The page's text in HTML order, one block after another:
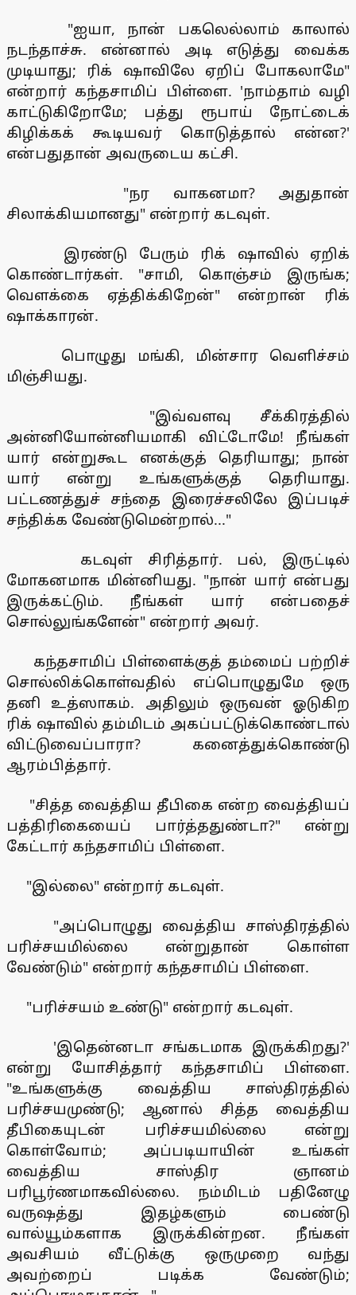
"ஐயா, நான் பகலெல்லாம் காலால்
நடந்தாச்சு. என்னால் அடி எடுத்து வைக்க
முடியாது; ரிக் ஷாவிலே ஏறிப் போகலாமே"
என்றார் கந்தசாமிப் பிள்ளை. 'நாம்தாம் வழி
காட்டுகிறோமே; பத்து ரூபாய் நோட்டைக்
கிழிக்கக் கூடியவர் கொடுத்தால் என்ன?'
என்பதுதான் அவருடைய கட்சி.
"நர வாகனமா? அதுதான்
சிலாக்கியமானது" என்றார் கடவுள்.
இரண்டு பேரும் ரிக் ஷாவில் ஏறிக்
கொண்டார்கள். "சாமி, கொஞ்சம் இருங்க;
வெளக்கை ஏத்திக்கிறேன்" என்றான் ரிக்
ஷாக்காரன்.
பொழுது மங்கி, மின்சார வெளிச்சம்
மிஞ்சியது.
"இவ்வளவு சீக்கிரத்தில்
அன்னியோன்னியமாகி விட்டோமே! நீங்கள்
யார் என்றுகூட எனக்குத் தெரியாது; நான்
யார் என்று உங்களுக்குத் தெரியாது.
பட்டணத்துச் சந்தை இரைச்சலிலே இப்படிச்
சந்திக்க வேண்டுமென்றால்..."
கடவுள் சிரித்தார். பல், இருட்டில்
மோகனமாக மின்னியது. "நான் யார் என்பது
இருக்கட்டும். நீங்கள் யார் என்பதைச்
சொல்லுங்களேன்" என்றார் அவர்.
கந்தசாமிப் பிள்ளைக்குத் தம்மைப் பற்றிச்
சொல்லிக்கொள்வதில் எப்பொழுதுமே ஒரு
தனி உத்ஸாகம். அதிலும் ஒருவன் ஓடுகிற
ரிக் ஷாவில் தம்மிடம் அகப்பட்டுக்கொண்டால்
விட்டுவைப்பாரா? கனைத்துக்கொண்டு
ஆரம்பித்தார்.
"சித்த வைத்திய தீபிகை என்ற வைத்தியப்
பத்திரிகையைப் பார்த்ததுண்டா?" என்று
கேட்டார் கந்தசாமிப் பிள்ளை.
"இல்லை" என்றார் கடவுள்.
"அப்பொழுது வைத்திய சாஸ்திரத்தில்
பரிச்சயமில்லை என்றுதான் கொள்ள
வேண்டும்" என்றார் கந்தசாமிப் பிள்ளை.
"பரிச்சயம் உண்டு" என்றார் கடவுள்.
'இதென்னடா சங்கடமாக இருக்கிறது?'
என்று யோசித்தார் கந்தசாமிப் பிள்ளை.
"உங்களுக்கு வைத்திய சாஸ்திரத்தில்
பரிச்சயமுண்டு; ஆனால் சித்த வைத்திய
தீபிகையுடன் பரிச்சயமில்லை என்று
கொள்வோம்; அப்படியாயின் உங்கள்
வைத்திய சாஸ்திர ஞானம்
பரிபூர்ணமாகவில்லை. நம்மிடம் பதினேழு
வருஷத்து இதழ்களும் பைண்டு
வால்யூம்களாக இருக்கின்றன. நீங்கள்
அவசியம் வீட்டுக்கு ஒருமுறை வந்து
அவற்றைப் படிக்க வேண்டும்;